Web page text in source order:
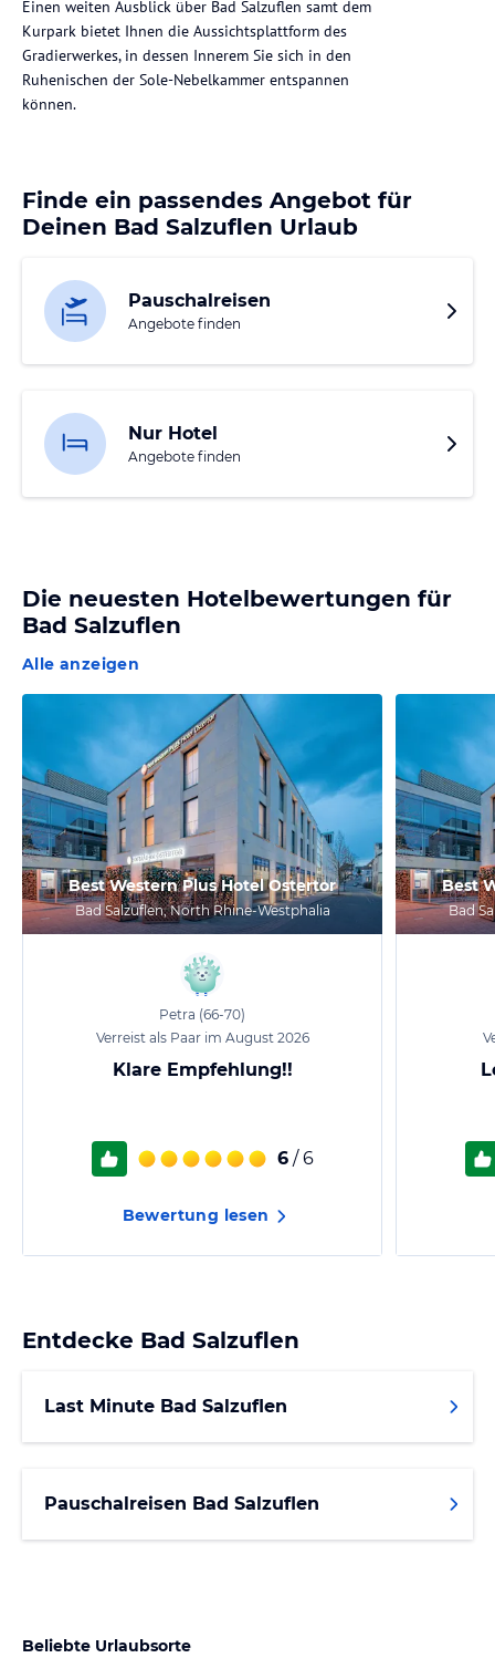
Einen weiten Ausblick über Bad Salzuflen samt dem
Kurpark bietet Ihnen die Aussichtsplattform des
Gradierwerkes, in dessen Innerem Sie sich in den
Ruhenischen der Sole-Nebelkammer entspannen
können.
Finde ein passendes Angebot für
Deinen Bad Salzuflen Urlaub
Pauschalreisen
Angebote finden
Nur Hotel
Angebote finden
Die neuesten Hotelbewertungen für
Bad Salzuflen
Alle anzeigen
Best Western Plus Hotel Ostertor
Bad Salzuflen, North Rhine-Westphalia
Petra (66-70)
Verreist als Paar im August 2026
Klare Empfehlung!!
6 / 6
Bewertung lesen
Best
Bad
Entdecke Bad Salzuflen
Last Minute Bad Salzuflen
Pauschalreisen Bad Salzuflen
Beliebte Urlaubsorte